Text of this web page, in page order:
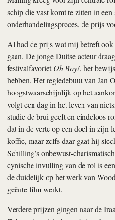
schip die vast komt te zitten in een
onderhandelingsproces, de prijs
Al had de prijs wat mij betreft
gaan. De jonge Duitse acteur
festivalfavorietOh Boy!, het
hebben. Het regiedebuut van Jan
hoogstwaarschijnlijk op het
volgt een dag in het leven van
studie de brui geeft en eindeloos
dat in de verte op een doel in zijn
koffie, maar zelfs daar gaat hij
Schilling’s onbewust-
cynische invulling van de rol is
de duidelijk op het werk van
geënte film werkt.
Verdere prijzen gingen naar de